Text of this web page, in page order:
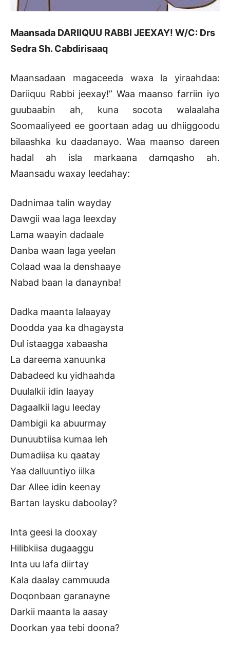
Maansada DARIIQUU RABBI JEEXAY! W/C: Drs
Sedra Sh. Cabdirisaaq
Maansadaan magaceeda waxa la yiraahdaa:
Dariiquu Rabbi jeexay!” Waa maanso farriin iyo
guubaabin ah, kuna socota walaalaha
Soomaaliyeed ee goortaan adag uu dhiiggoodu
bilaashka ku daadanayo. Waa maanso dareen
hadal ah isla markaana damqasho ah.
Maansadu waxay leedahay:
Dadnimaa talin wayday
Dawgii waa laga leexday
Lama waayin dadaale
Danba waan laga yeelan
Colaad waa la denshaaye
Nabad baan la danaynba!
Dadka maanta lalaayay
Doodda yaa ka dhagaysta
Dul istaagga xabaasha
La dareema xanuunka
Dabadeed ku yidhaahda
Duulalkii idin laayay
Dagaalkii lagu leeday
Dambigii ka abuurmay
Dunuubtiisa kumaa leh
Dumadiisa ku qaatay
Yaa dalluuntiyo iilka
Dar Allee idin keenay
Bartan laysku daboolay?
Inta geesi la dooxay
Hilibkiisa dugaaggu
Inta uu lafa diirtay
Kala daalay cammuuda
Doqonbaan garanayne
Darkii maanta la aasay
Doorkan yaa tebi doona?